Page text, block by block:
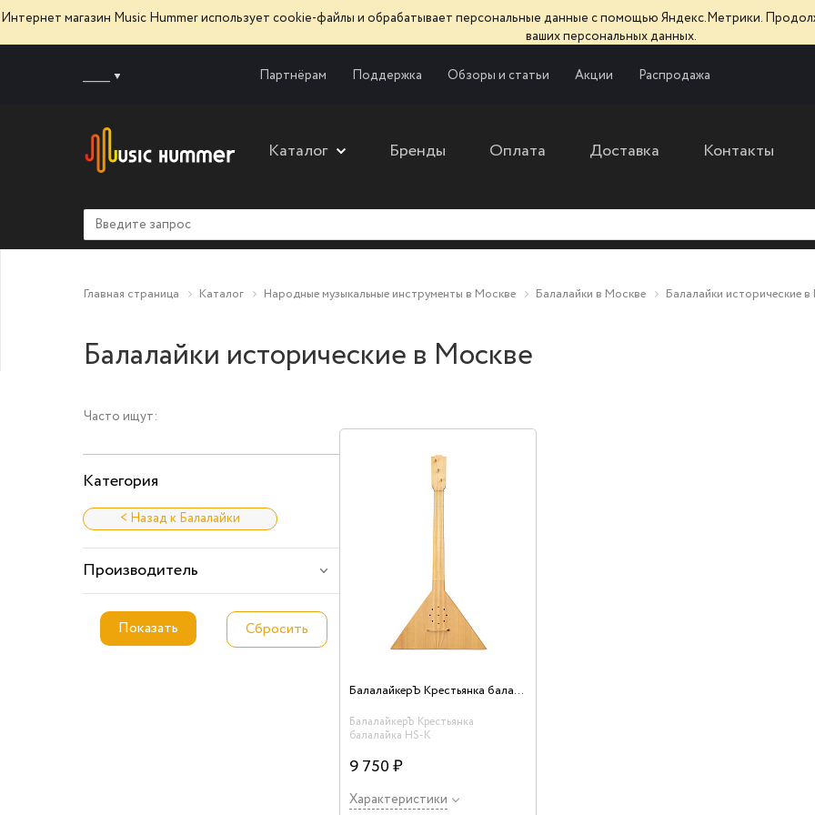
Интернет магазин Music Hummer использует сооkie-файлы и обрабатывает персональные данные с помощью Яндекс.Метрики.
ваших персональных данных.
Партнёрам Поддержка Обзоры и статьи Акции Распродажа
Каталог Бренды Оплата Доставка Контакты
Главная страница Каталог Народные музыкальные инструменты в Москве Балалайки в Москве Балалайки исторические
Балалайки исторические в Москве
Часто ищут:
Категория
< Назад к Балалайки
Производитель
БалалайкерЪ Крестьянка балалайка HS-K
БалалайкерЪ Крестьянка
балалайка HS-K
9 750 ₽
Характеристики